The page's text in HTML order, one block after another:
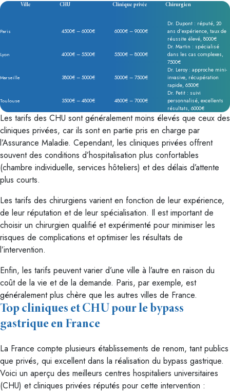
Ville CHU Clinique privée Chirurgien
Paris 4500€ – 6000€ 6000€ – 9000€
Dr. Dupont : réputé, 20
ans d’expérience, taux de
réussite élevé, 8000€
Lyon 4000€ – 5500€ 5500€ – 8000€
Dr. Martin : spécialisé
dans les cas complexes,
7500€
Marseille 3800€ – 5000€ 5000€ – 7500€
Dr. Leroy : approche mini-
invasive, récupération
rapide, 6500€
Toulouse 3500€ – 4800€ 4800€ – 7000€
Dr. Petit : suivi
personnalisé, excellents
résultats, 6000€
Les tarifs des CHU sont généralement moins élevés que ceux des
cliniques privées, car ils sont en partie pris en charge par
l’Assurance Maladie. Cependant, les cliniques privées offrent
souvent des conditions d’hospitalisation plus confortables
(chambre individuelle, services hôteliers) et des délais d’attente
plus courts.
Les tarifs des chirurgiens varient en fonction de leur expérience,
de leur réputation et de leur spécialisation. Il est important de
choisir un chirurgien qualifié et expérimenté pour minimiser les
risques de complications et optimiser les résultats de
l’intervention.
Enfin, les tarifs peuvent varier d’une ville à l’autre en raison du
coût de la vie et de la demande. Paris, par exemple, est
généralement plus chère que les autres villes de France.
Top cliniques et CHU pour le bypass
gastrique en France
La France compte plusieurs établissements de renom, tant publics
que privés, qui excellent dans la réalisation du bypass gastrique.
Voici un aperçu des meilleurs centres hospitaliers universitaires
(CHU) et cliniques privées réputés pour cette intervention :